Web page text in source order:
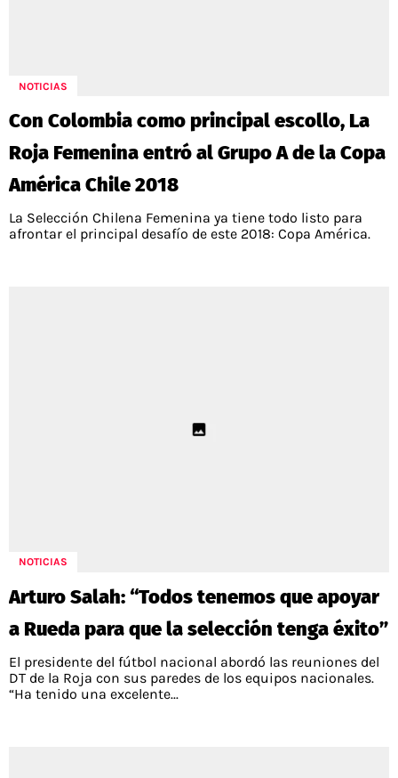
NOTICIAS
Con Colombia como principal escollo, La
Roja Femenina entró al Grupo A de la Copa
América Chile 2018
La Selección Chilena Femenina ya tiene todo listo para
afrontar el principal desafío de este 2018: Copa América.
NOTICIAS
Arturo Salah: “Todos tenemos que apoyar
a Rueda para que la selección tenga éxito”
El presidente del fútbol nacional abordó las reuniones del
DT de la Roja con sus paredes de los equipos nacionales.
“Ha tenido una excelente...